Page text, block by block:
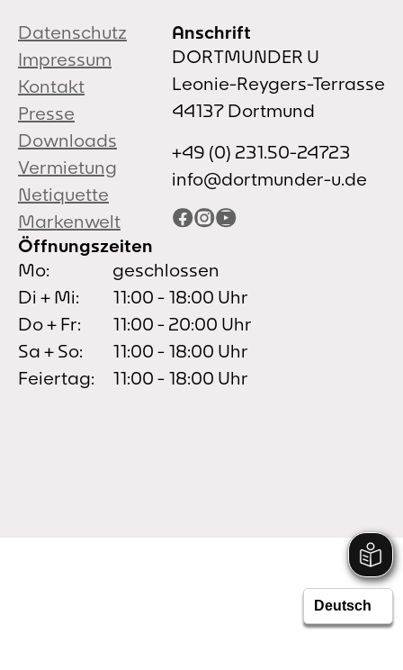
Datenschutz
Impressum
Kontakt
Presse
Downloads
Vermietung
Netiquette
Markenwelt
Anschrift
DORTMUNDER U
Leonie-Reygers-Terrasse
44137 Dortmund
+49 (0) 231.50-24723
info@dortmunder-u.de
Facebook
Instagram
YouTube
Öffnungszeiten
Mo:
geschlossen
Di + Mi:
11:00 - 18:00 Uhr
Do + Fr:
11:00 - 20:00 Uhr
Sa + So:
11:00 - 18:00 Uhr
Feiertag:
11:00 - 18:00 Uhr